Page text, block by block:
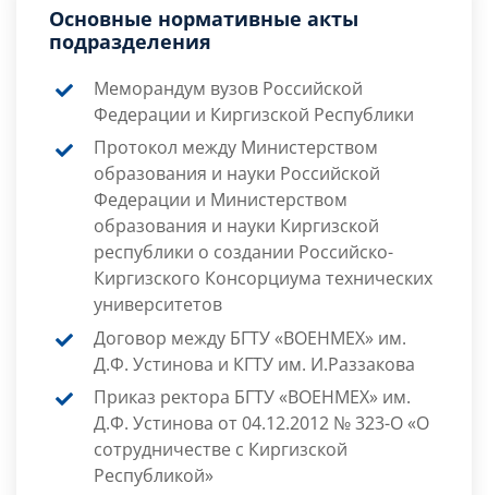
Основные нормативные акты
подразделения
Меморандум вузов Российской
Федерации и Киргизской Республики
Протокол между Министерством
образования и науки Российской
Федерации и Министерством
образования и науки Киргизской
республики о создании Российско-
Киргизского Консорциума технических
университетов
Договор между БГТУ «ВОЕНМЕХ» им.
Д.Ф. Устинова и КГТУ им. И.Раззакова
Приказ ректора БГТУ «ВОЕНМЕХ» им.
Д.Ф. Устинова от 04.12.2012 № 323-О «О
сотрудничестве с Киргизской
Республикой»